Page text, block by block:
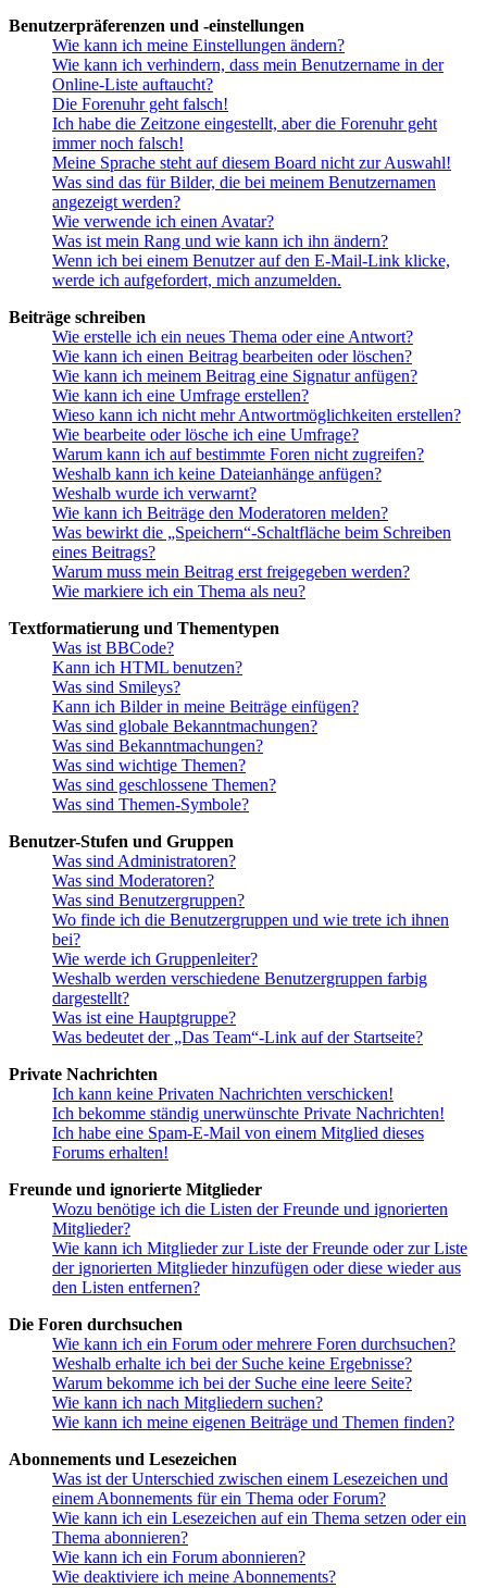
Benutzerpräferenzen und -einstellungen
Wie kann ich meine Einstellungen ändern?
Wie kann ich verhindern, dass mein Benutzername in der
Online-Liste auftaucht?
Die Forenuhr geht falsch!
Ich habe die Zeitzone eingestellt, aber die Forenuhr geht
immer noch falsch!
Meine Sprache steht auf diesem Board nicht zur Auswahl!
Was sind das für Bilder, die bei meinem Benutzernamen
angezeigt werden?
Wie verwende ich einen Avatar?
Was ist mein Rang und wie kann ich ihn ändern?
Wenn ich bei einem Benutzer auf den E-Mail-Link klicke,
werde ich aufgefordert, mich anzumelden.
Beiträge schreiben
Wie erstelle ich ein neues Thema oder eine Antwort?
Wie kann ich einen Beitrag bearbeiten oder löschen?
Wie kann ich meinem Beitrag eine Signatur anfügen?
Wie kann ich eine Umfrage erstellen?
Wieso kann ich nicht mehr Antwortmöglichkeiten erstellen?
Wie bearbeite oder lösche ich eine Umfrage?
Warum kann ich auf bestimmte Foren nicht zugreifen?
Weshalb kann ich keine Dateianhänge anfügen?
Weshalb wurde ich verwarnt?
Wie kann ich Beiträge den Moderatoren melden?
Was bewirkt die „Speichern“-Schaltfläche beim Schreiben
eines Beitrags?
Warum muss mein Beitrag erst freigegeben werden?
Wie markiere ich ein Thema als neu?
Textformatierung und Thementypen
Was ist BBCode?
Kann ich HTML benutzen?
Was sind Smileys?
Kann ich Bilder in meine Beiträge einfügen?
Was sind globale Bekanntmachungen?
Was sind Bekanntmachungen?
Was sind wichtige Themen?
Was sind geschlossene Themen?
Was sind Themen-Symbole?
Benutzer-Stufen und Gruppen
Was sind Administratoren?
Was sind Moderatoren?
Was sind Benutzergruppen?
Wo finde ich die Benutzergruppen und wie trete ich ihnen
bei?
Wie werde ich Gruppenleiter?
Weshalb werden verschiedene Benutzergruppen farbig
dargestellt?
Was ist eine Hauptgruppe?
Was bedeutet der „Das Team“-Link auf der Startseite?
Private Nachrichten
Ich kann keine Privaten Nachrichten verschicken!
Ich bekomme ständig unerwünschte Private Nachrichten!
Ich habe eine Spam-E-Mail von einem Mitglied dieses
Forums erhalten!
Freunde und ignorierte Mitglieder
Wozu benötige ich die Listen der Freunde und ignorierten
Mitglieder?
Wie kann ich Mitglieder zur Liste der Freunde oder zur Liste
der ignorierten Mitglieder hinzufügen oder diese wieder aus
den Listen entfernen?
Die Foren durchsuchen
Wie kann ich ein Forum oder mehrere Foren durchsuchen?
Weshalb erhalte ich bei der Suche keine Ergebnisse?
Warum bekomme ich bei der Suche eine leere Seite?
Wie kann ich nach Mitgliedern suchen?
Wie kann ich meine eigenen Beiträge und Themen finden?
Abonnements und Lesezeichen
Was ist der Unterschied zwischen einem Lesezeichen und
einem Abonnements für ein Thema oder Forum?
Wie kann ich ein Lesezeichen auf ein Thema setzen oder ein
Thema abonnieren?
Wie kann ich ein Forum abonnieren?
Wie deaktiviere ich meine Abonnements?